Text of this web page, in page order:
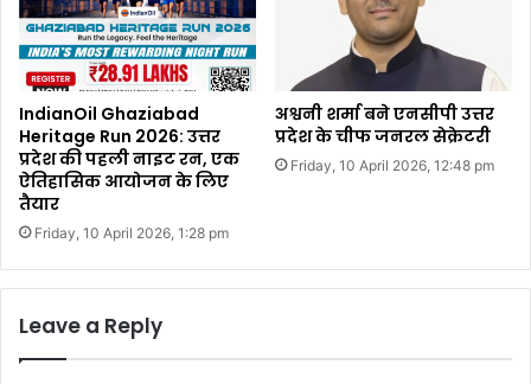
IndianOil Ghaziabad
Heritage Run 2026: उत्तर
प्रदेश की पहली नाइट रन, एक
ऐतिहासिक आयोजन के लिए
तैयार
Friday, 10 April 2026, 1:28 pm
अश्वनी शर्मा बने एनसीपी उत्तर
प्रदेश के चीफ जनरल सेक्रेटरी
Friday, 10 April 2026, 12:48 pm
Leave a Reply